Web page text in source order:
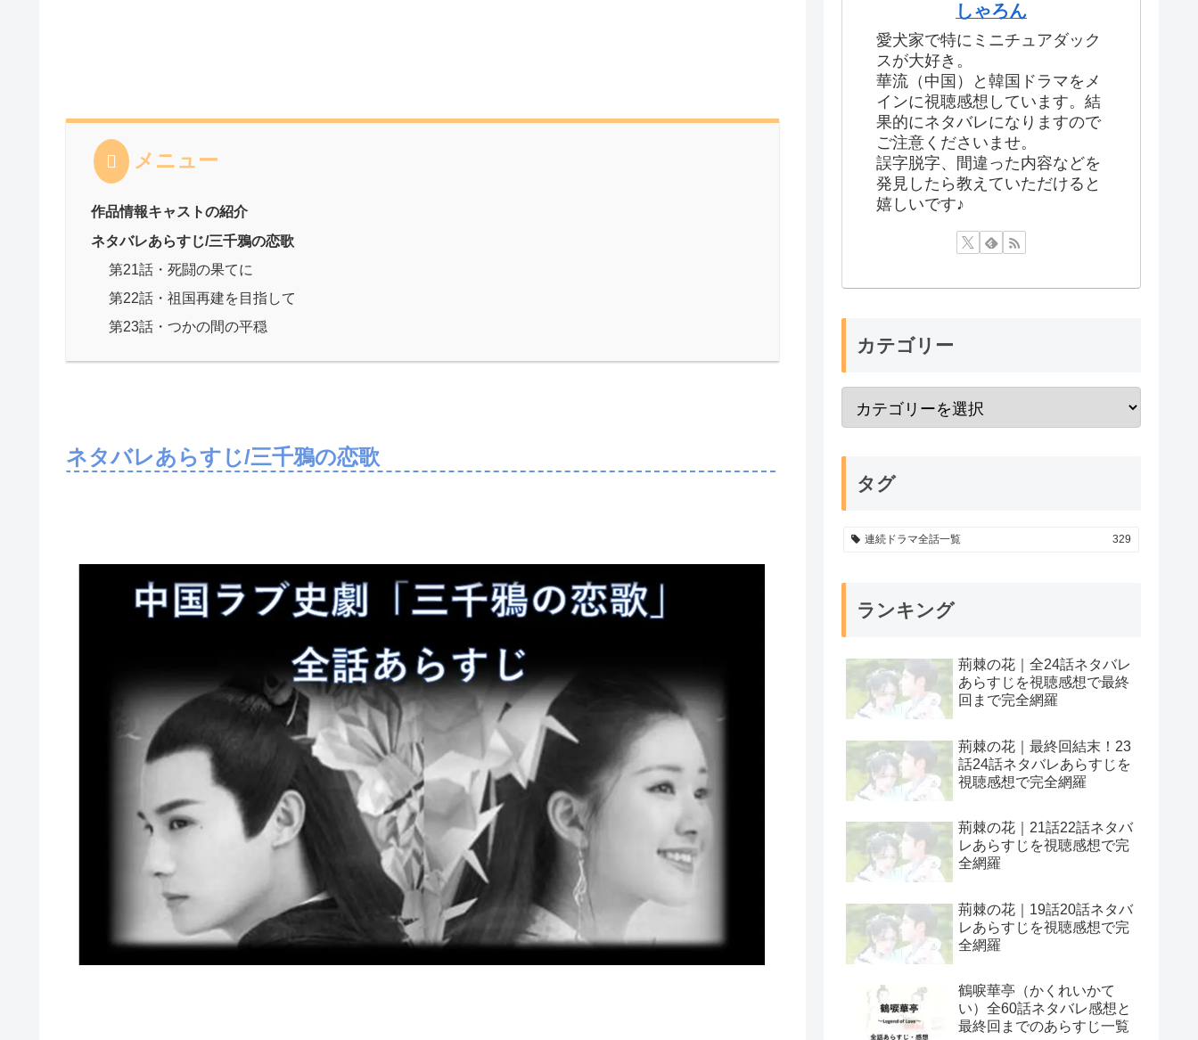
メニュー
作品情報キャストの紹介
ネタバレあらすじ/三千鴉の恋歌
第21話・死闘の果てに
第22話・祖国再建を目指して
第23話・つかの間の平穏
ネタバレあらすじ/三千鴉の恋歌
しゃろん
愛犬家で特にミニチュアダック
スが大好き。
華流（中国）と韓国ドラマをメ
インに視聴感想しています。結
果的にネタバレになりますので
ご注意くださいませ。
誤字脱字、間違った内容などを
発見したら教えていただけると
嬉しいです♪
カテゴリー
タグ
連続ドラマ全話一覧 329
ランキング
荊棘の花｜全24話ネタバレ
あらすじを視聴感想で最終
回まで完全網羅
荊棘の花｜最終回結末！23
話24話ネタバレあらすじを
視聴感想で完全網羅
荊棘の花｜21話22話ネタバ
レあらすじを視聴感想で完
全網羅
荊棘の花｜19話20話ネタバ
レあらすじを視聴感想で完
全網羅
鶴唳華亭（かくれいかて
い）全60話ネタバレ感想と
最終回までのあらすじ一覧